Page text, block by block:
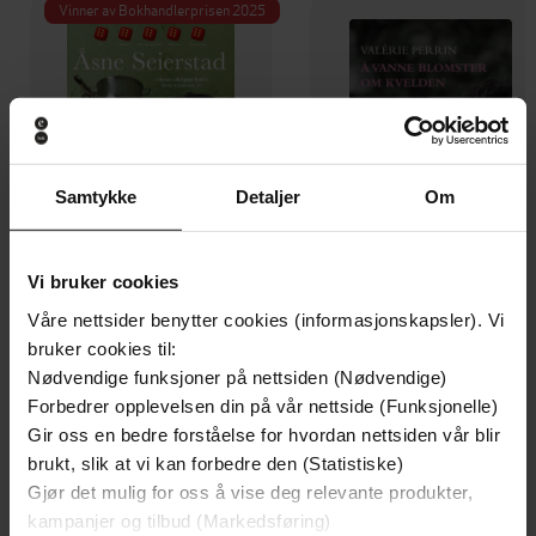
Samtykke Detaljer Om
Vi bruker cookies
Våre nettsider benytter cookies (informasjonskapsler). Vi
bruker cookies til:
Nødvendige funksjoner på nettsiden (Nødvendige)
Forbedrer opplevelsen din på vår nettside (Funksjonelle)
Gir oss en bedre forståelse for hvordan nettsiden vår blir
brukt, slik at vi kan forbedre den (Statistiske)
Gjør det mulig for oss å vise deg relevante produkter,
kampanjer og tilbud (Markedsføring)
Vinner av Bokhandlerprisen 2025
349,-
Ufred
Åsne Seierstad
EBOK
Valérie Perrin
EBOK